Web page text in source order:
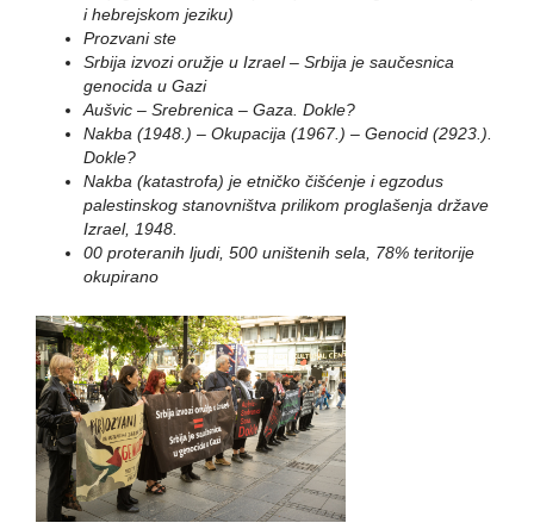
i hebrejskom jeziku)
Prozvani ste
Srbija izvozi oružje u Izrael – Srbija je saučesnica
genocida u Gazi
Aušvic – Srebrenica – Gaza. Dokle?
Nakba (1948.) – Okupacija (1967.) – Genocid (2923.).
Dokle?
Nakba (katastrofa) je etničko čišćenje i egzodus
palestinskog stanovništva prilikom proglašenja države
Izrael, 1948.
00 proteranih ljudi, 500 uništenih sela, 78% teritorije
okupirano